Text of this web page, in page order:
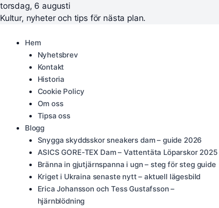
torsdag, 6 augusti
Kultur, nyheter och tips för nästa plan.
Hem
Nyhetsbrev
Kontakt
Historia
Cookie Policy
Om oss
Tipsa oss
Blogg
Snygga skyddsskor sneakers dam – guide 2026
ASICS GORE-TEX Dam – Vattentäta Löparskor 2025
Bränna in gjutjärnspanna i ugn – steg för steg guide
Kriget i Ukraina senaste nytt – aktuell lägesbild
Erica Johansson och Tess Gustafsson –
hjärnblödning